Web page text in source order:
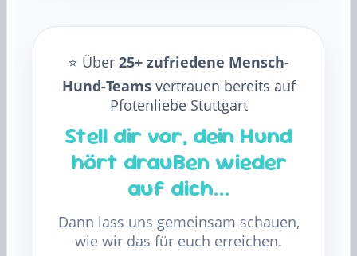
⭐️ Über 25+ zufriedene Mensch-
Hund-Teamsvertrauen bereits auf
Pfotenliebe Stuttgart
Stell dir vor, dein Hund
hört draußen wieder
auf dich…
Dann lass uns gemeinsam schauen,
wie wir das für euch erreichen.